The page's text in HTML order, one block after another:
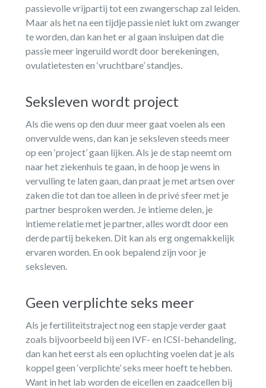
passievolle vrijpartij tot een zwangerschap zal leiden.
Maar als het na een tijdje passie niet lukt om zwanger
te worden, dan kan het er al gaan insluipen dat die
passie meer ingeruild wordt door berekeningen,
ovulatietesten en ‘vruchtbare’ standjes.
Seksleven wordt project
Als die wens op den duur meer gaat voelen als een
onvervulde wens, dan kan je seksleven steeds meer
op een ‘project’ gaan lijken. Als je de stap neemt om
naar het ziekenhuis te gaan, in de hoop je wens in
vervulling te laten gaan, dan praat je met artsen over
zaken die tot dan toe alleen in de privé sfeer met je
partner besproken werden. Je intieme delen, je
intieme relatie met je partner, alles wordt door een
derde partij bekeken. Dit kan als erg ongemakkelijk
ervaren worden. En ook bepalend zijn voor je
seksleven.
Geen verplichte seks meer
Als je fertiliteitstraject nog een stapje verder gaat
zoals bijvoorbeeld bij een IVF- en ICSI-behandeling,
dan kan het eerst als een opluchting voelen dat je als
koppel geen ‘verplichte’ seks meer hoeft te hebben.
Want in het lab worden de eicellen en zaadcellen bij